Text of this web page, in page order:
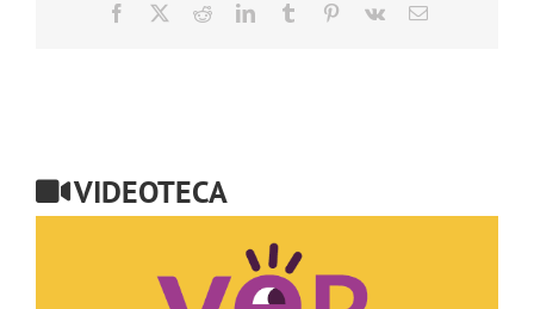
Facebook RedditLinkedInTumblr Pinterest
Vk
Correo
VIDEOTECA